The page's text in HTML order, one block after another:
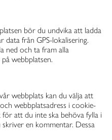
bör du undvika att ladda
data från GPS-lokalisering.
ned och ta fram alla
webbplatsen.
webbplats kan du välja att
webbplatsadress i cookie-
att du inte ska behöva fylla i
skriver en kommentar. Dessa